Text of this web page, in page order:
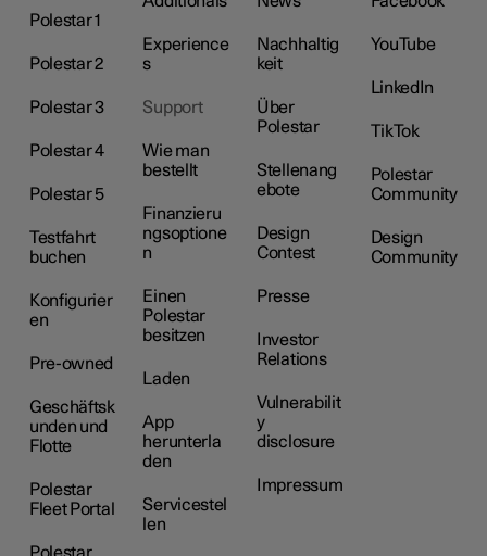
Polestar 1
Polestar 2
Polestar 3
Polestar 4
Polestar 5
Testfahrt
buchen
Konfigurier
en
Pre-owned
Geschäftsk
unden und
Flotte
Polestar
Fleet Portal
Experience
s
Support
Wie man
bestellt
Finanzieru
ngsoptione
n
Einen
Polestar
besitzen
Laden
App
herunterla
den
Servicestel
len
Nachhaltig
keit
Über
Polestar
Stellenang
ebote
Design
Contest
Presse
Investor
Relations
Vulnerabilit
y
disclosure
Impressum
YouTube
LinkedIn
TikTok
Polestar
Community
Design
Community